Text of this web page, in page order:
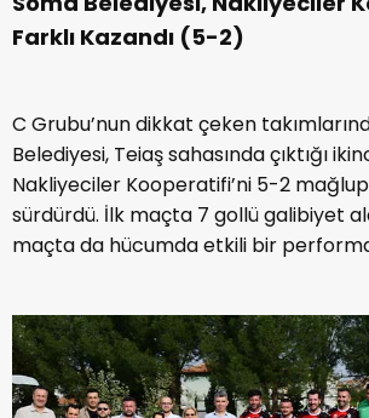
Farklı Kazandı (5-2)
C Grubu’nun dikkat çeken
Belediyesi, Teiaş sahasında çıktığı
Nakliyeciler Kooperatifi’ni 5-2
sürdürdü. İlk maçta 7 gollü galibiyet
maçta da hücumda etkili bir